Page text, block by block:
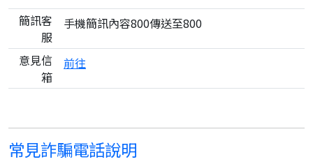
簡訊客
服
手機簡訊內容800傳送至800
意見信
箱
前往
常見詐騙電話說明